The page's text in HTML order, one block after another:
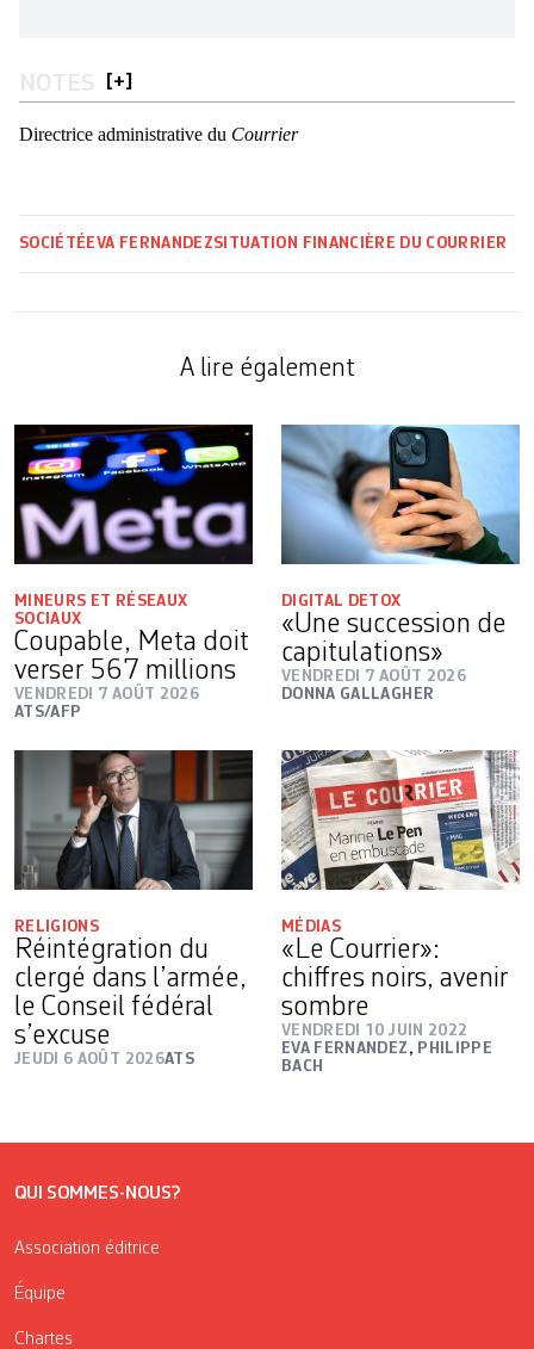
NOTES [+]
Directrice administrative du Courrier
SOCIÉTÉ EVA FERNANDEZSITUATION FINANCIÈRE DU COURRIER
A lire également
MINEURS ET RÉSEAUX
SOCIAUX
Coupable, Meta doit
verser 567 millions
VENDREDI 7 AOÛT 2026
ATS/AFP
DIGITAL DETOX
«Une succession de
capitulations»
VENDREDI 7 AOÛT 2026
DONNA GALLAGHER
RELIGIONS
Réintégration du
clergé dans l’armée,
le Conseil fédéral
s’excuse
JEUDI 6 AOÛT 2026ATS
MÉDIAS
«Le Courrier»:
chiffres noirs, avenir
sombre
VENDREDI 10 JUIN 2022
EVA FERNANDEZ , PHILIPPE
BACH
QUI SOMMES-NOUS?
Association éditrice
Équipe
Chartes